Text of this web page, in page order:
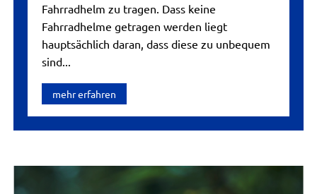
Fahrradhelm zu tragen. Dass keine
Fahrradhelme getragen werden liegt
hauptsächlich daran, dass diese zu unbequem
sind...
mehr erfahren